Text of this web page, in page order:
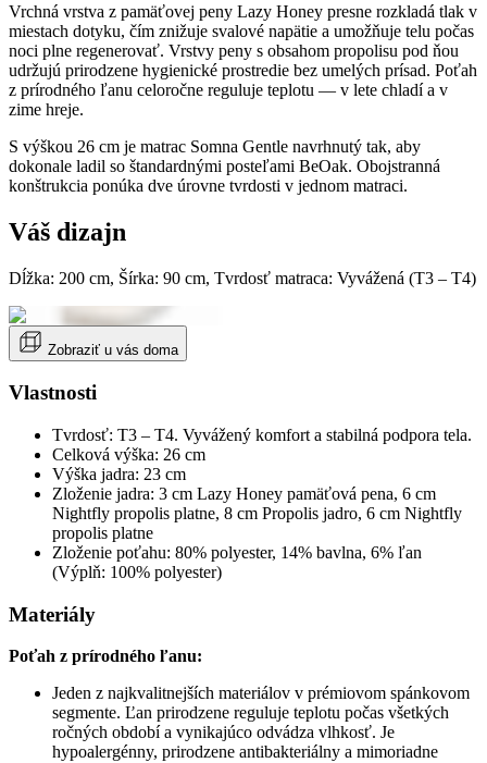
Vrchná vrstva z pamäťovej peny Lazy Honey presne rozkladá tlak v
miestach dotyku, čím znižuje svalové napätie a umožňuje telu počas
noci plne regenerovať. Vrstvy peny s obsahom propolisu pod ňou
udržujú prirodzene hygienické prostredie bez umelých prísad. Poťah
z prírodného ľanu celoročne reguluje teplotu — v lete chladí a v
zime hreje.
S výškou 26 cm je matrac Somna Gentle navrhnutý tak, aby
dokonale ladil so štandardnými posteľami BeOak. Obojstranná
konštrukcia ponúka dve úrovne tvrdosti v jednom matraci.
Váš dizajn
Dĺžka: 200 cm, Šírka: 90 cm, Tvrdosť matraca: Vyvážená (T3 – T4)
Zobraziť u vás doma
Vlastnosti
Tvrdosť: T3 – T4. Vyvážený komfort a stabilná podpora tela.
Celková výška: 26 cm
Výška jadra: 23 cm
Zloženie jadra: 3 cm Lazy Honey pamäťová pena, 6 cm
Nightfly propolis platne, 8 cm Propolis jadro, 6 cm Nightfly
propolis platne
Zloženie poťahu: 80% polyester, 14% bavlna, 6% ľan
(Výplň: 100% polyester)
Materiály
Poťah z prírodného ľanu:
Jeden z najkvalitnejších materiálov v prémiovom spánkovom
segmente. Ľan prirodzene reguluje teplotu počas všetkých
ročných období a vynikajúco odvádza vlhkosť. Je
hypoalergénny, prirodzene antibakteriálny a mimoriadne